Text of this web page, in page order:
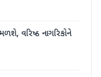
વરિષ્ઠ નાગરિકોને